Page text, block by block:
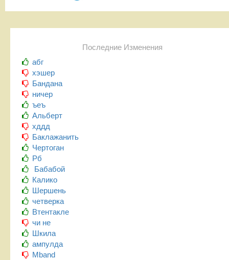
Последние Изменения
абг
хэшер
Бандана
ничер
ъеъ
Альберт
хддд
Баклажанить
Чертоган
Рб
Бабабой
Калико
Шершень
четверка
Втентакле
чи не
Шкила
ампулда
Mband